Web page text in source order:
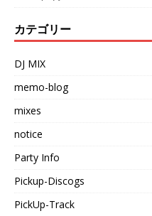
カテゴリー
DJ MIX
memo-blog
mixes
notice
Party Info
Pickup-Discogs
PickUp-Track